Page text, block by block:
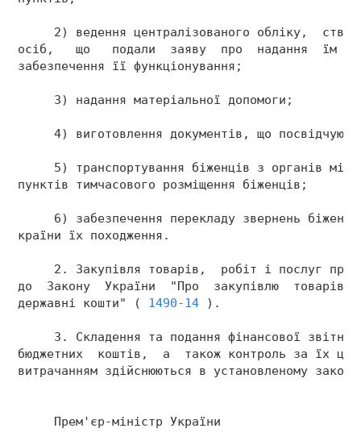
2) ведення централізованого обліку,
осіб,   що   подали  заяву  про  надання  їм
забезпечення її функціонування;
     3) надання матеріальної допомоги;
4) виготовлення документів, що
5) транспортування біженців з органів
пунктів тимчасового розміщення біженців;
6) забезпечення перекладу звернень
країни їх походження.
2. Закупівля товарів,  робіт і послуг
до  Закону  України  "Про  закупівлю
державні кошти" ( 1490-14 ).
3. Складення та подання фінансової
бюджетних  коштів,  а  також контроль за їх
витрачанням здійснюються в установленому
Прем'єр-міністр України